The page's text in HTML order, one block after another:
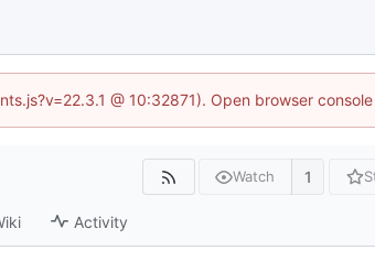
@ 10:32871). Open browser
Watch 1
Activity